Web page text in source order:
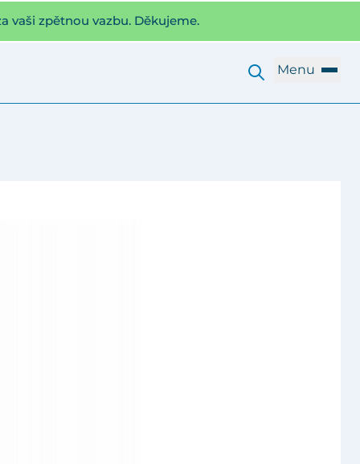
vaši zpětnou vazbu. Děkujeme.
Menu